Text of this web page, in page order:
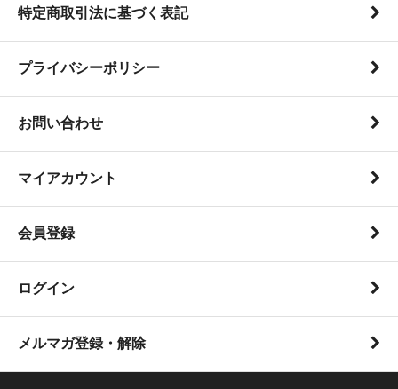
特定商取引法に基づく表記
プライバシーポリシー
お問い合わせ
マイアカウント
会員登録
ログイン
メルマガ登録・解除